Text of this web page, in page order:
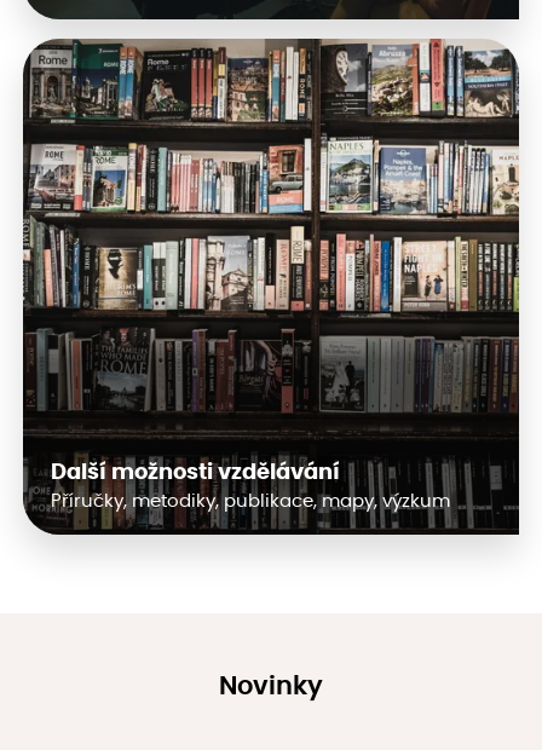
Další možnosti vzdělávání
Příručky, metodiky, publikace, mapy, výzkum
Novinky